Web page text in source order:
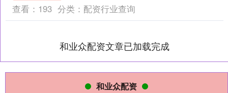
查看： 193 分类： 配资行业查询
和业众配资文章已加载完成
和业众配资